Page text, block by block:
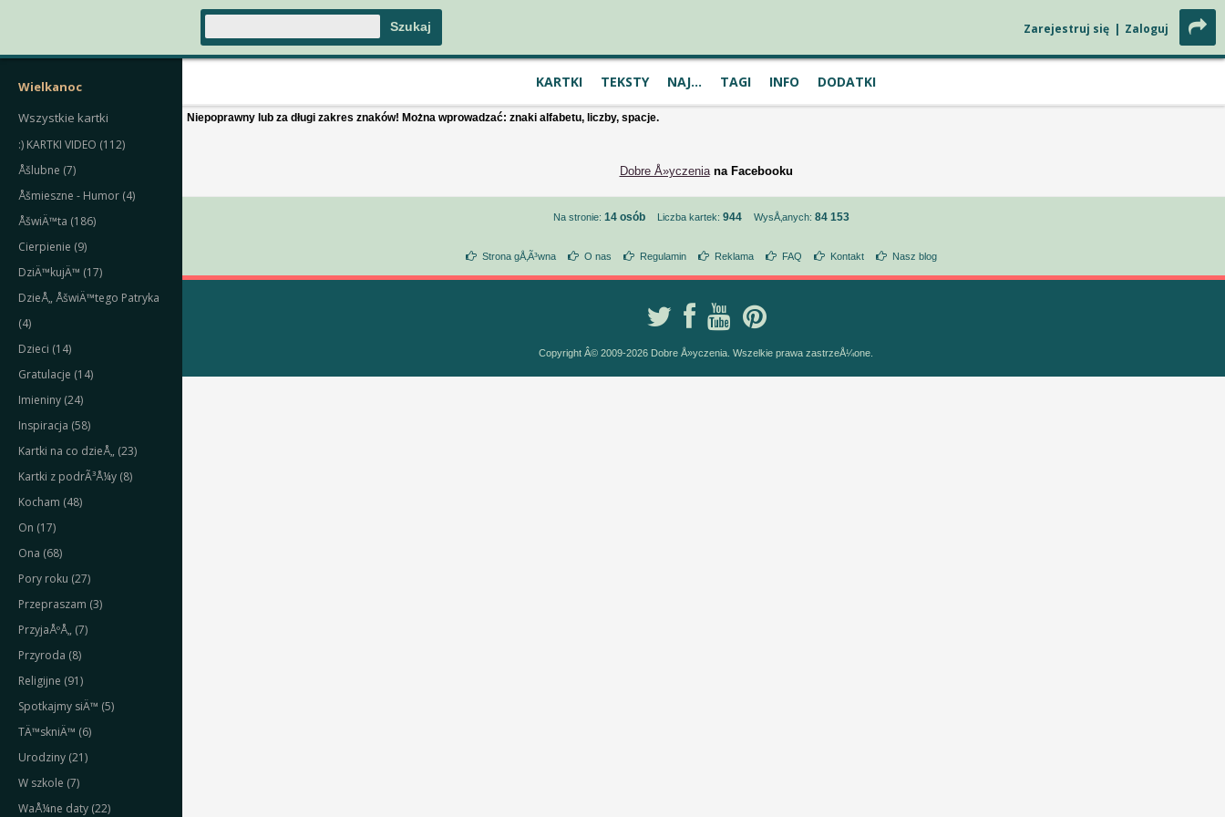
Zarejestruj się | Zaloguj
KARTKI TEKSTY NAJ... TAGI INFO DODATKI
Wielkanoc
Wszystkie kartki
:) KARTKI VIDEO (112)
Åšlubne (7)
Åšmieszne - Humor (4)
ÅšwiÄ™ta (186)
Cierpienie (9)
DziÄ™kujÄ™ (17)
DzieÅ„ ÅšwiÄ™tego Patryka
(4)
Dzieci (14)
Gratulacje (14)
Imieniny (24)
Inspiracja (58)
Kartki na co dzieÅ„ (23)
Kartki z podrÃ³Å¼y (8)
Kocham (48)
On (17)
Ona (68)
Pory roku (27)
Przepraszam (3)
PrzyjaÅºÅ„ (7)
Przyroda (8)
Religijne (91)
Spotkajmy siÄ™ (5)
TÄ™skniÄ™ (6)
Urodziny (21)
W szkole (7)
WaÅ¼ne daty (22)
Niepoprawny lub za długi zakres znaków! Można wprowadzać: znaki alfabetu, liczby, spacje.
Dobre Å»yczeniana Facebooku
Na stronie: 14 osób Liczba kartek: 944 WysÅ‚anych: 84 153
Strona gÅ‚Ã³wna O nas Regulamin Reklama FAQ Kontakt Nasz blog
Copyright Â© 2009-2026 Dobre Å»yczenia. Wszelkie prawa zastrzeÅ¼one.